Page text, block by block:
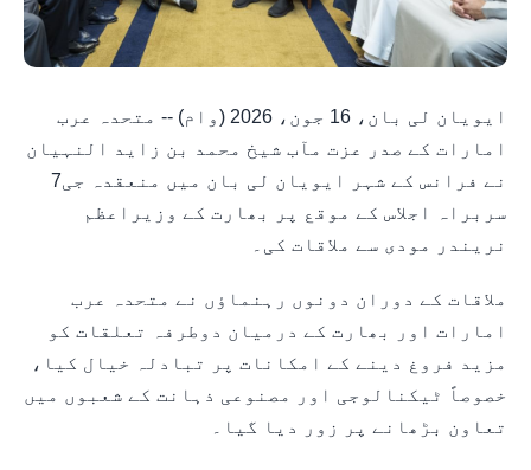
ایویان لی بان، 16 جون، 2026 (وام) -- متحدہ عرب
امارات کے صدر عزت مآب شیخ محمد بن زاید النہیان
نے فرانس کے شہر ایویان لی بان میں منعقدہ جی7
سربراہ اجلاس کے موقع پر بھارت کے وزیراعظم
نریندر مودی سے ملاقات کی۔
ملاقات کے دوران دونوں رہنماؤں نے متحدہ عرب
امارات اور بھارت کے درمیان دوطرفہ تعلقات کو
مزید فروغ دینے کے امکانات پر تبادلہ خیال کیا،
خصوصاً ٹیکنالوجی اور مصنوعی ذہانت کے شعبوں میں
تعاون بڑھانے پر زور دیا گیا۔